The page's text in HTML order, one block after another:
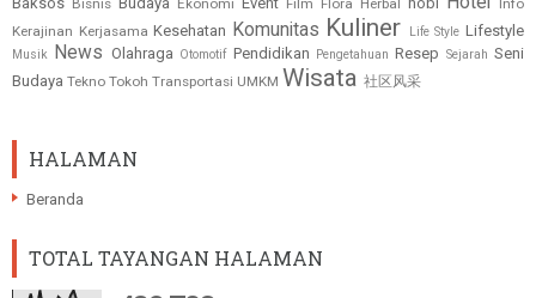
Bisnis Ekonomi Film Flora Herbal
Info
Kerajinan Kerjasama Kesehatan Komunitas Kuliner Life Style Lifestyle
Musik News Olahraga Otomotif Pendidikan Pengetahuan Resep Sejarah Seni
Budaya Tekno Tokoh Transportasi UMKM Wisata 社区风采
HALAMAN
Beranda
TOTAL TAYANGAN HALAMAN